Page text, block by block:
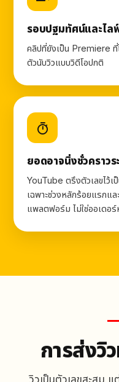
รอบปฐมทัศน์และไล
คลิปที่ยังเป็น Premiere ที่
ตัวนับวิวแบบวิดีโอปกติ
ยอดอาจนิ่งชั่วคราว
YouTube ตรึงตัวเลขไว้เ
เฉพาะช่วงหลักร้อยแรกแ
แพลตฟอร์ม ไม่ใช่ออเดอร์
การส่งวิ
วิวเป็นตัวเลขสะสม